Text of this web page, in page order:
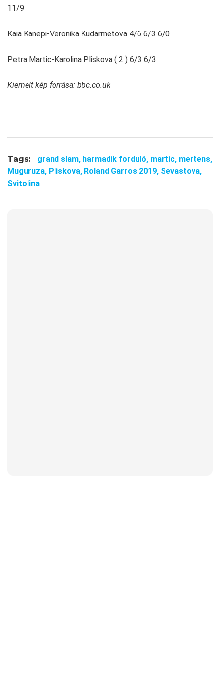
11/9
Kaia Kanepi-Veronika Kudarmetova 4/6 6/3 6/0
Petra Martic-Karolina Pliskova ( 2 ) 6/3 6/3
Kiemelt kép forrása: bbc.co.uk
Tags: grand slam, harmadik forduló, martic, mertens,
Muguruza, Pliskova, Roland Garros 2019, Sevastova,
Svitolina